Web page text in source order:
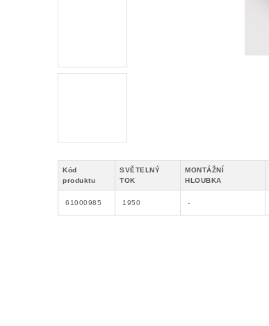
Kód
produktu
SVĚTELNÝ
TOK
MONTÁŽNÍ
HLOUBKA
61000985 1950 -